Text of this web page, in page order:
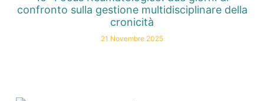
confronto sulla gestione multidisciplinare della
cronicità
21 Novembre 2025